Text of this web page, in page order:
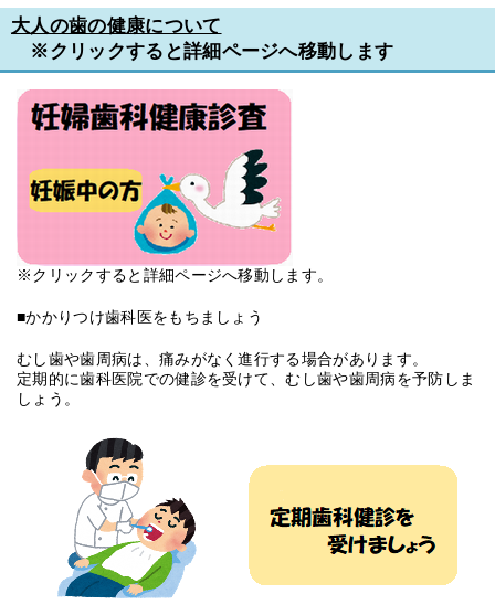
大人の歯の健康について
※クリックすると詳細ページへ移動します
※クリックすると詳細ページへ移動します。
■かかりつけ歯科医をもちましょう
むし歯や歯周病は、痛みがなく進行する場合があります。
定期的に歯科医院での健診を受けて、むし歯や歯周病を予防しま
しょう。